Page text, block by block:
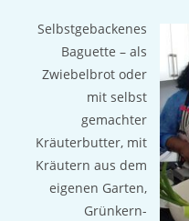
Selbstgebackenes
Baguette – als
Zwiebelbrot oder
mit selbst
gemachter
Kräuterbutter, mit
Kräutern aus dem
eigenen Garten,
Grünkern-